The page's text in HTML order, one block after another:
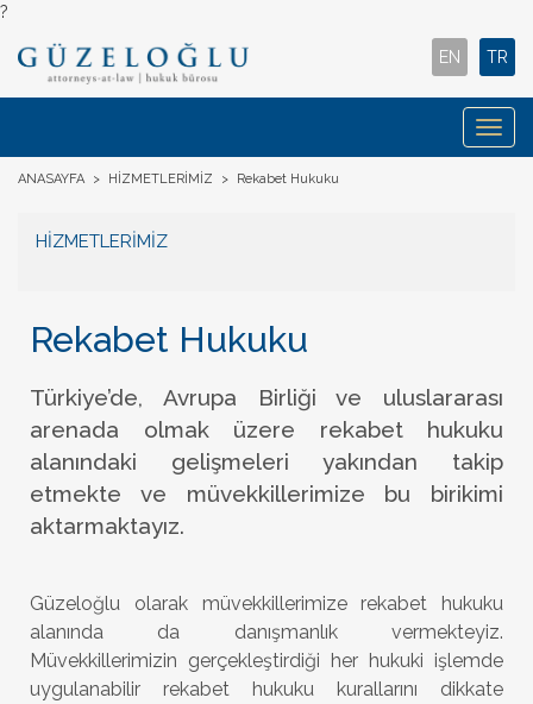
?
EN TR
ANASAYFA > HİZMETLERİMİZ > Rekabet Hukuku
HİZMETLERİMİZ
Rekabet Hukuku
Türkiye’de, Avrupa Birliği ve uluslararası
arenada olmak üzere rekabet hukuku
alanındaki gelişmeleri yakından takip
etmekte ve müvekkillerimize bu birikimi
aktarmaktayız.
Güzeloğlu olarak müvekkillerimize rekabet hukuku
alanında da danışmanlık vermekteyiz.
Müvekkillerimizin gerçekleştirdiği her hukuki işlemde
uygulanabilir rekabet hukuku kurallarını dikkate